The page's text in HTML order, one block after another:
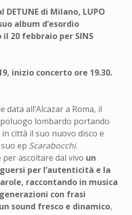
di Milano, LUPO
album d’esordio
il 20 febbraio per SINS
inizio concerto ore 19.30.
data all’Alcazar a Roma, il
lombardo portando
città il suo nuovo disco e
ep Scarabocchi.
per ascoltare dal vivo un
per l’autenticità e la
raccontando in musica
con frasi
sound fresco e dinamico,